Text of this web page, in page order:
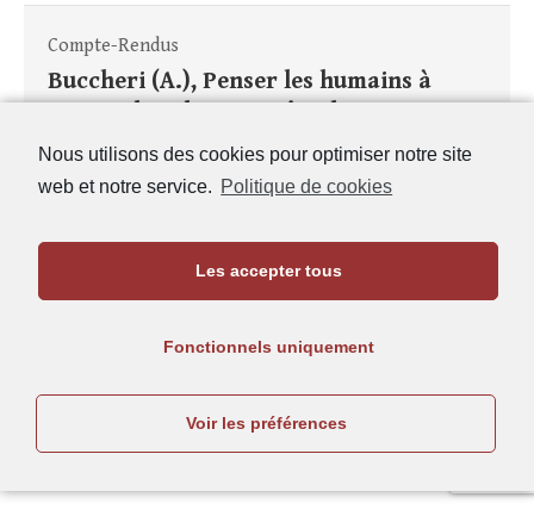
Nous utilisons des cookies pour optimiser notre site
web et notre service. Politique de cookies
Les accepter tous
Fonctionnels uniquement
Voir les préférences
Compte-Rendus
Buccheri (A.), Penser les humains à
botaniques du corps et de la parenté
dans la poésie grecque archaïque et
classique. – Grenoble : Éditions Jérôme
Millon, 2024. – 416 p. : bibliogr., ill. –
(Horos, ISSN : 1623.0647). – ISBN :
978.2.84137.434.2.
Publié dansComptes rendus,Recensions,Tome 127 -
| Mots-clefs :corps humain